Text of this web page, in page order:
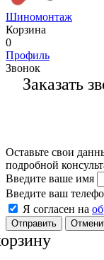
Шиномонтаж
Корзина
0
Профиль
Звонок
Заказать
Оставьте свои
подробной
Введите ваше имя
Введите ваш
Я согласен на